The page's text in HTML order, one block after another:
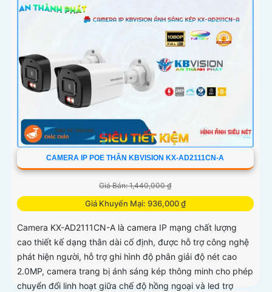
CAMERA IP POE THÂN KBVISION KX-AD2111CN-A
Giá Bán: 1,440,000 ₫
Giá Khuyến Mại: 936,000 ₫
Camera KX-AD2111CN-A là camera IP mạng chất lượng
cao thiết kế dạng thân dài cố định, được hỗ trợ công nghệ
phát hiện người, hỗ trợ ghi hình độ phân giải độ nét cao
2.0MP, camera trang bị ánh sáng kép thông minh cho phép
chuyển đổi linh hoạt giữa chế độ hồng ngoại và led trợ